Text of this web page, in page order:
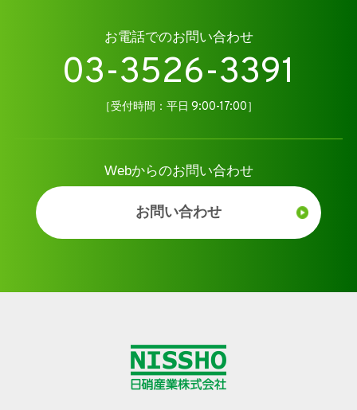
お電話でのお問い合わせ
03-3526-3391
［受付時間：平日 9:00-17:00］
Webからのお問い合わせ
お問い合わせ